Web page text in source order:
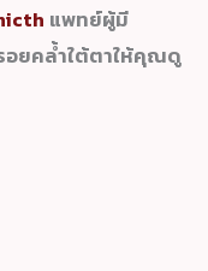
แพทย์ผู้มี
ยคล้ำใต้ตาให้คุณดู